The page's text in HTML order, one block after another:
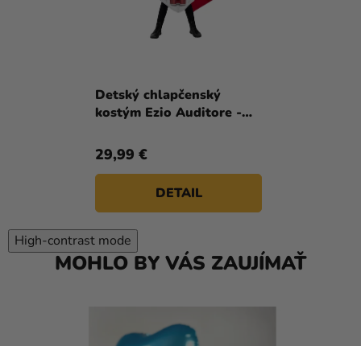
Detský chlapčenský
kostým Ezio Auditore -
29,99 €
DETAIL
High-contrast mode
MOHLO BY VÁS ZAUJÍMAŤ